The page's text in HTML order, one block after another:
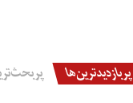
پربازدیدترین‌ها